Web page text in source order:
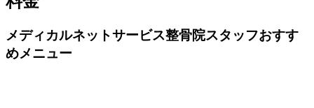
メディカルネットサービス整骨院スタッフおすす
めメニュー